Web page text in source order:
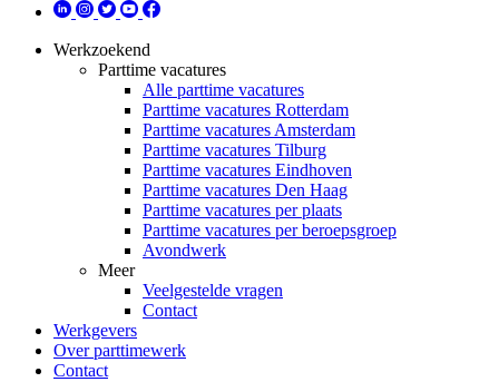
Werkzoekend
Parttime vacatures
Alle parttime vacatures
Parttime vacatures Rotterdam
Parttime vacatures Amsterdam
Parttime vacatures Tilburg
Parttime vacatures Eindhoven
Parttime vacatures Den Haag
Parttime vacatures per plaats
Parttime vacatures per beroepsgroep
Avondwerk
Meer
Veelgestelde vragen
Contact
Werkgevers
Over parttimewerk
Contact